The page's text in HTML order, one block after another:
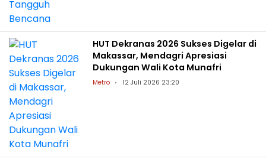
HUT Dekranas 2026 Sukses Digelar di
Makassar, Mendagri Apresiasi
Dukungan Wali Kota Munafri
Metro 12 Juli 2026 23:20